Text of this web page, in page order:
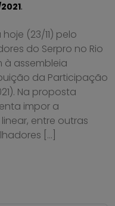
.
(23/11) pelo
do Serpro no Rio
à assembleia
da Participação
Na proposta
impor a
entre outras
[…]